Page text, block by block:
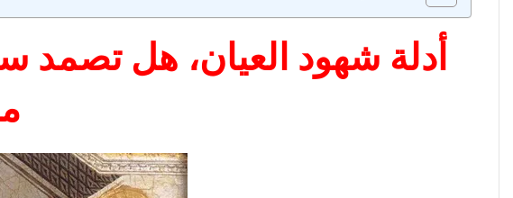
أدلة شهود العيان، هل تصمد